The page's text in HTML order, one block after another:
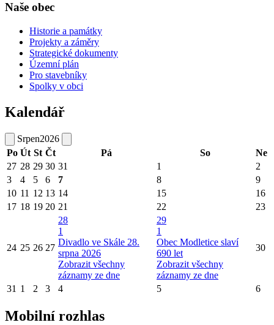
Naše obec
Historie a památky
Projekty a záměry
Strategické dokumenty
Územní plán
Pro stavebníky
Spolky v obci
Kalendář
Srpen2026
Po Út St Čt Pá So
Ne
27 28 29 30 31 1
2
3
4 5 6 7 8
9
10 11 12 13 14 15
16
17 18 19 20 21 22 23
24 25 26 27
28
1
Divadlo ve Skále 28.
srpna 2026
Zobrazit všechny
záznamy ze dne
29
1
Obec Modletice slaví
690 let
Zobrazit všechny
záznamy ze dne
30
31 1 2 3 4 5 6
Mobilní rozhlas